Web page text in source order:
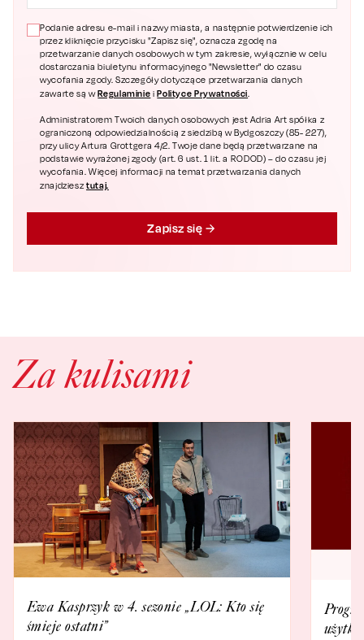
Podanie adresu e-mail i nazwy miasta, a następnie potwierdzenie ich
przez kliknięcie przycisku "Zapisz się", oznacza zgodę na
przetwarzanie danych osobowych w tym zakresie, wyłącznie w celu
dostarczania biuletynu informacyjnego "Newsletter" do czasu
wycofania zgody. Szczegóły dotyczące przetwarzania danych
zawarte są wRegulaminie iPolityce Prywatności.
Administratorem Twoich danych osobowych jest Adria Art spółka z
ograniczoną odpowiedzialnością z siedzibą w Bydgoszczy (85- 227),
przy ulicy Artura Grottgera 4/2. Twoje dane będą przetwarzane na
podstawie wyrażonej zgody (art. 6 ust. 1 lit. a RODOD) – do czasu jej
wycofania. Więcej informacji na temat przetwarzania danych
znajdziesztutaj.
Zapisz się
Za kulisami
Ewa Kasprzyk w 4. sezonie „LOL: Kto się
śmieje ostatni”